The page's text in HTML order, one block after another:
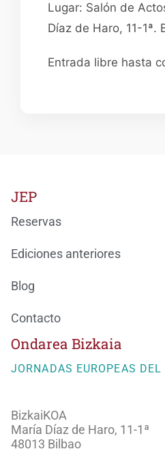
Lugar: Salón de
Díaz de Haro, 11-1ª.
Entrada libre hasta
Ondarea Bizkaia
JORNADAS EUROPEAS DEL
BizkaiKOA
María Díaz de Haro, 11-1ª
48013 Bilbao
JEP
Reservas
Ediciones anteriores
Blog
Contacto